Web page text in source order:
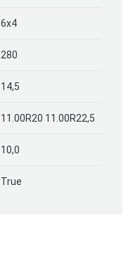
6х4
280
14,5
11.00R20 11.00R22,5
10,0
True